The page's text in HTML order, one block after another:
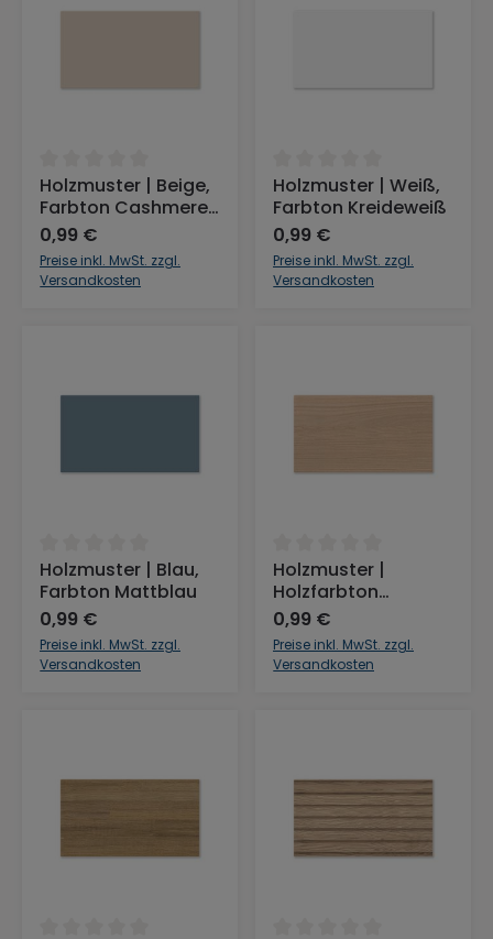
Durchschnittliche Bewertung von 0 von 5 Sternen
Holzmuster | Beige,
Farbton Cashmere-
Beige
0,99 €
Preise inkl. MwSt. zzgl.
Versandkosten
Durchschnittliche
Holzmuster | Weiß,
Farbton Kreideweiß
0,99 €
Preise inkl. MwSt. zzgl.
Versandkosten
Durchschnittliche Bewertung von 0 von 5 Sternen
Holzmuster | Blau,
Farbton Mattblau
0,99 €
Preise inkl. MwSt. zzgl.
Versandkosten
Durchschnittliche
Holzmuster |
Holzfarbton
Scandinavian-
Wood
0,99 €
Preise inkl. MwSt. zzgl.
Versandkosten